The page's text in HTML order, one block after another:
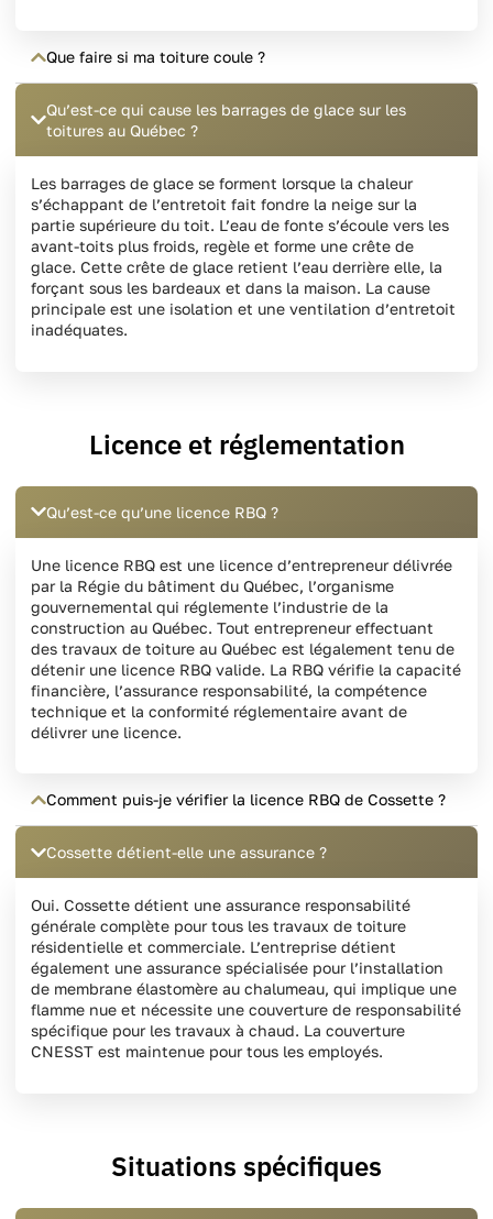
Que faire si ma toiture coule ?
Qu’est-ce qui cause les barrages de glace sur les
toitures au Québec ?
Les barrages de glace se forment lorsque la chaleur
s’échappant de l’entretoit fait fondre la neige sur la
partie supérieure du toit. L’eau de fonte s’écoule vers les
avant-toits plus froids, regèle et forme une crête de
glace. Cette crête de glace retient l’eau derrière elle, la
forçant sous les bardeaux et dans la maison. La cause
principale est une isolation et une ventilation d’entretoit
inadéquates.
Licence et réglementation
Qu’est-ce qu’une licence RBQ ?
Une licence RBQ est une licence d’entrepreneur délivrée
par la Régie du bâtiment du Québec, l’organisme
gouvernemental qui réglemente l’industrie de la
construction au Québec. Tout entrepreneur effectuant
des travaux de toiture au Québec est légalement tenu de
détenir une licence RBQ valide. La RBQ vérifie la capacité
financière, l’assurance responsabilité, la compétence
technique et la conformité réglementaire avant de
délivrer une licence.
Comment puis-je vérifier la licence RBQ de Cossette ?
Cossette détient-elle une assurance ?
Oui. Cossette détient une assurance responsabilité
générale complète pour tous les travaux de toiture
résidentielle et commerciale. L’entreprise détient
également une assurance spécialisée pour l’installation
de membrane élastomère au chalumeau, qui implique une
flamme nue et nécessite une couverture de responsabilité
spécifique pour les travaux à chaud. La couverture
CNESST est maintenue pour tous les employés.
Situations spécifiques